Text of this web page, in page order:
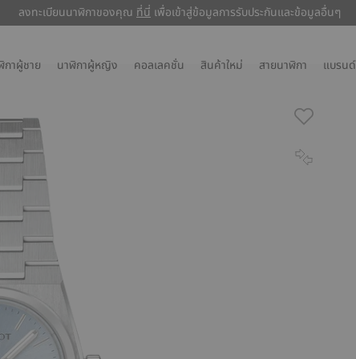
ลงทะเบียนนาฬิกาของคุณ ที่นี่ เพื่อเข้าสู่ข้อมูลการรับประกันและข้อมูลอื่นๆ
ลงทะเบียนนาฬิกาของคุณ ที่นี่ เพื่อเข้าสู่ข้อมูลการรับประกันและข้อมูลอื่นๆ
กาผู้ชาย นาฬิกาผู้หญิง คอลเลคชั่น สินค้าใหม่ สายนาฬิกา แบรนด์